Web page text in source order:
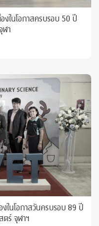
ในโอกาสครบรอบ 50 ปี
ฬา
ในโอกาสวันครบรอบ 89 ปี
ร์ จุฬาฯ